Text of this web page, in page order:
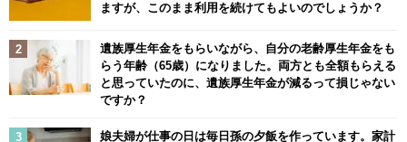
ますが、このまま利用を続けてもよいのでしょうか？
遺族厚生年金をもらいながら、自分の老齢厚生年金をも
らう年齢（65歳）になりました。両方とも全額もらえる
と思っていたのに、遺族厚生年金が減るって損じゃない
ですか？
娘夫婦が仕事の日は毎日孫の夕飯を作っています。家計